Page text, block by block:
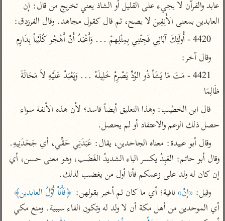
تفسير السمرقندي
تفسير الثعلبي
الكشاف للزمخشري
الدر المنثور
تفسير ابن أبي حاتم
تفسير مقاتل
اشترك لتصلك أخبار مشاريعنا
اشترك
راسلنا •تليجرام •
تويتر
تعليمات عن الباحث القرآني
العابدين بمعنى الأَنِفِينَ لا يصح، ثم قال كقول مجاهد. وقال الفرزدق:
4420 - أُولَئِكَ آبَائِي فَجِئْنِي بِمِثْلِهمْ ... وَأَعْبَدُ أَنْ أَهْجُو كُلَيْباً بِدَارِم
وقال آخر:
ظَالِمَا
حصل ذلك الزعم والاعتقاد أو لم يحصل.
إن كان له ولد على زعمكم فأنا أول من يغضب لذلك.
وقيل: «إنْ» نافية؛ أي ما كان ثم أخبر بقولهن: ﴿فَأَنَاْ أَوَّلُ العابدين﴾